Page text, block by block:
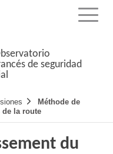
Menu
de seguridad
Méthode de
de la route
du